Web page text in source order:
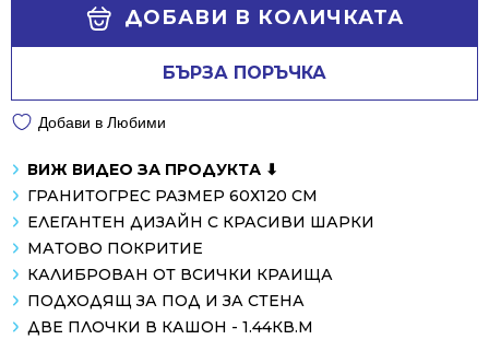
ДОБАВИ В КОЛИЧКАТА
БЪРЗА ПОРЪЧКА
Добави в Любими
ВИЖ ВИДЕО ЗА ПРОДУКТА ⬇
ГРАНИТОГРЕС РАЗМЕР 60Х120 СМ
ЕЛЕГАНТЕН ДИЗАЙН С КРАСИВИ ШАРКИ
МАТОВО ПОКРИТИЕ
КАЛИБРОВАН ОТ ВСИЧКИ КРАИЩА
ПОДХОДЯЩ ЗА ПОД И ЗА СТЕНА
ДВЕ ПЛОЧКИ В КАШОН - 1.44КВ.М